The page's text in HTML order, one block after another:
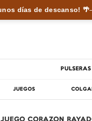
días de descanso! 🌴
JUEGOS
JUEGO CORAZON